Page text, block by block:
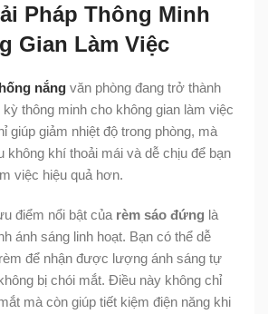
Pháp Thông Minh
Gian Làm Việc
nắng văn phòng đang trở thành
thông minh cho không gian làm việc
giúp giảm nhiệt độ trong phòng, mà
không khí thoải mái và dễ chịu để bạn
việc hiệu quả hơn.
điểm nổi bật của rèm sáo đứng là
ánh sáng linh hoạt. Bạn có thể dễ
để nhận được lượng ánh sáng tự
bị chói mắt. Điều này không chỉ
mà còn giúp tiết kiệm điện năng khi